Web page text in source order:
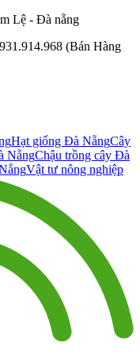
Lệ - Đà nẵng
(Bán Hàng
Hạt giống Đà NẵngCây
NẵngChậu trồng cây Đà
Vật tư nông nghiệp